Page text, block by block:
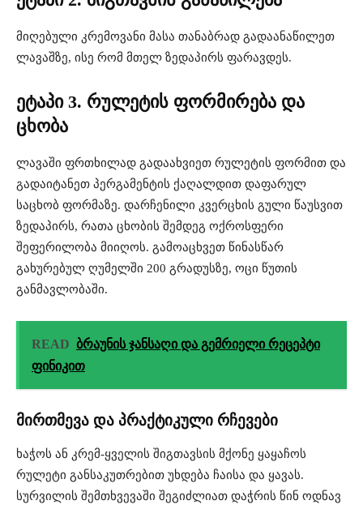
მიღებული კრემოვანი მასა თანაბრად გადაანაწილეთ
ლავაშზე, ისე რომ მთელ ზედაპირს ფარავდეს.
ეტაპი 3. რულეტის ფორმირება და
ცხობა
ლავაში ფრთხილად გადაახვიეთ რულეტის ფორმით და
გადაიტანეთ პერგამენტის ქაღალდით დაფარულ
საცხობ ფორმაზე. დარჩენილი კვერცხის გული წაუსვით
ზედაპირს, რათა ცხობის შემდეგ ოქროსფერი
შეფერილობა მიიღოს. გამოაცხვეთ წინასწარ
გახურებულ ღუმელში 200 გრადუსზე, ოცი წუთის
განმავლობაში.
READ ბრაუნის ჯანსაღი და გემრიელი რეცეპტი
ფინიკით
მირთმევა და პრაქტიკული რჩევები
ხაჭოს ან კრემ-ყველის შიგთავსის მქონე ყაყაჩოს
რულეტი განსაკუთრებით უხდება ჩაისა და ყავას.
სურვილის შემთხვევაში შეგიძლიათ დაჭრის წინ ოდნავ